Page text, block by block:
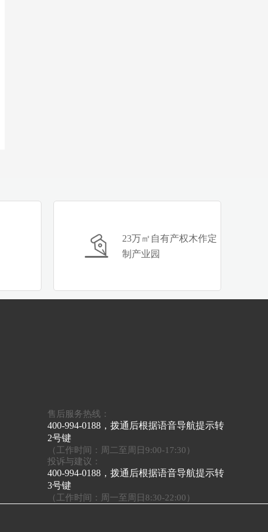
23万㎡自有产权木作定
制产业园
售后服务热线：
400-994-0188，拨通后根据语音导航提示转
2号键
（工作时间：周二至周日9:00-17:30）
投诉与建议：
400-994-0188，拨通后根据语音导航提示转
3号键
（工作时间：周一至周日8:30-22:00）